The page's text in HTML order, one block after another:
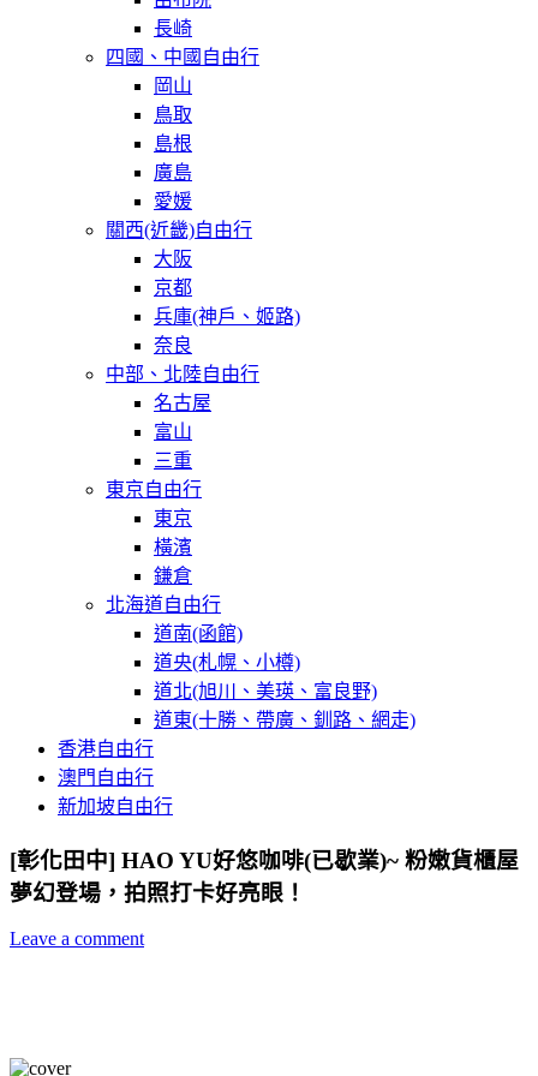
長崎
四國、中國自由行
岡山
鳥取
島根
廣島
愛媛
關西(近畿)自由行
大阪
京都
兵庫(神戶、姬路)
奈良
中部、北陸自由行
名古屋
富山
三重
東京自由行
東京
橫濱
鎌倉
北海道自由行
道南(函館)
道央(札幌、小樽)
道北(旭川、美瑛、富良野)
道東(十勝、帶廣、釧路、網走)
香港自由行
澳門自由行
新加坡自由行
[彰化田中] HAO YU好悠咖啡(已歇業)~ 粉嫩貨櫃屋
夢幻登場，拍照打卡好亮眼！
Leave a comment